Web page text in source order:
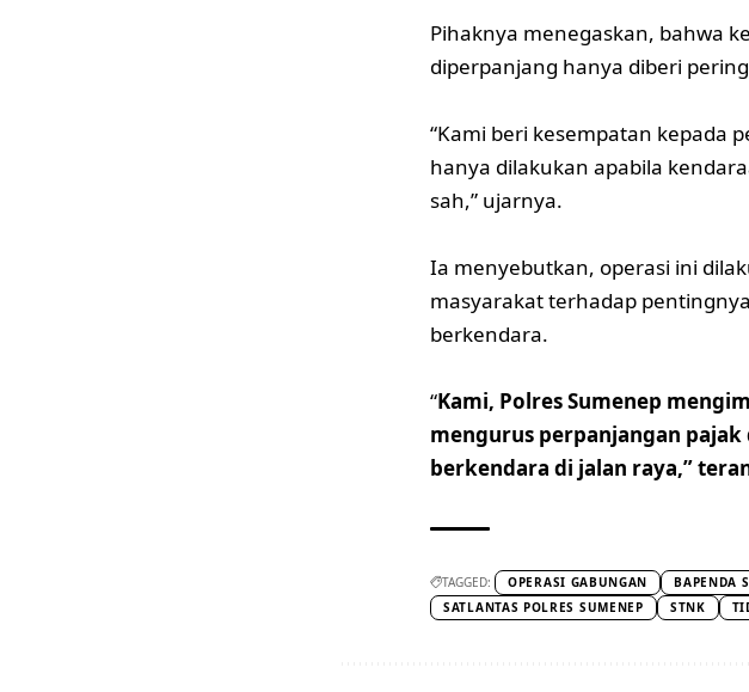
Pihaknya menegaskan, bahwa
diperpanjang hanya diberi
“Kami beri kesempatan kepada
hanya dilakukan apabila
sah,” ujarnya.
Ia menyebutkan, operasi ini
masyarakat terhadap
berkendara.
“Kami, Polres Sumenep
mengurus perpanjangan
berkendara di jalan raya,”
TAGGED: OPERASI GABUNGAN BAPENDA
SATLANTAS POLRES SUMENEP
STNK